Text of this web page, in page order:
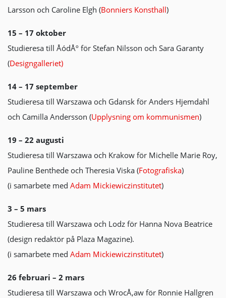
Larsson och Caroline Elgh (Bonniers Konsthall)
15 – 17 oktober
Studieresa till ÅódÅº för Stefan Nilsson och Sara Garanty
(Designgalleriet)
14 – 17 september
Studieresa till Warszawa och Gdansk för Anders Hjemdahl
och Camilla Andersson (Upplysning om kommunismen)
19 – 22 augusti
Studieresa till Warszawa och Krakow för Michelle Marie Roy,
Pauline Benthede och Theresia Viska (Fotografiska)
(i samarbete med Adam Mickiewiczinstitutet)
3 – 5 mars
Studieresa till Warszawa och Lodz för Hanna Nova Beatrice
(design redaktör på Plaza Magazine).
(i samarbete med Adam Mickiewiczinstitutet)
26 februari – 2 mars
Studieresa till Warszawa och WrocÅ‚aw för Ronnie Hallgren